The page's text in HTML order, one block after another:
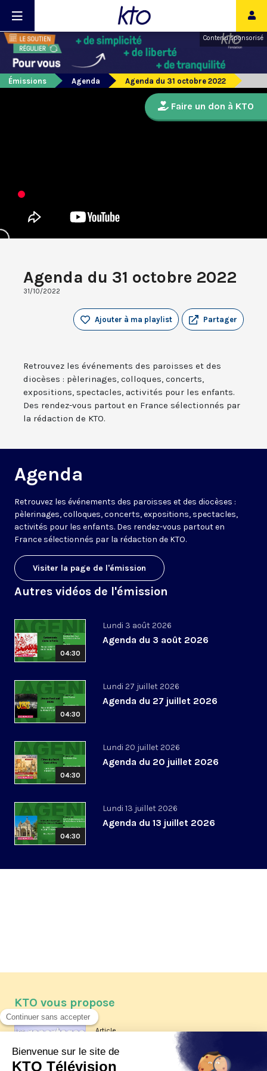
Contenu sponsorisé
Émissions Agenda Agenda du 31 octobre 2022
Agenda du 31 octobre 2022
31/10/2022
Partager
Ajouter à ma playlist
Retrouvez les événements des paroisses et des
diocèses : pèlerinages, colloques, concerts,
expositions, spectacles, activités pour les enfants.
Des rendez-vous partout en France sélectionnés par
la rédaction de KTO.
Agenda
Retrouvez les événements des paroisses et des diocèses :
pèlerinages, colloques, concerts, expositions, spectacles,
activités pour les enfants. Des rendez-vous partout en
France sélectionnés par la rédaction de KTO.
Visiter la page de l'émission
Autres vidéos de l'émission
04:30
Lundi 3 août 2026
Agenda du 3 août 2026
04:30
Lundi 27 juillet 2026
Agenda du 27 juillet 2026
04:30
Lundi 20 juillet 2026
Agenda du 20 juillet 2026
04:30
Lundi 13 juillet 2026
Agenda du 13 juillet 2026
Faire un don à KTO
KTO vous propose
Article
Les reportages d'été 2026 de KTO